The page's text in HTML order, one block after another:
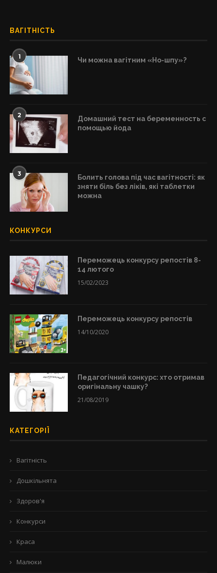
ВАГІТНІСТЬ
1 Чи можна вагітним «Но-шпу»?
2
Домашний тест на беременность с
помощью йода
3
Болить голова під час вагітності: як
зняти біль без ліків, які таблетки
можна
КОНКУРСИ
Переможець конкурсу репостів 8-
14 лютого
15/02/2023
Переможець конкурсу репостів
14/10/2020
Педагогічний конкурс: хто отримав
оригінальну чашку?
21/08/2019
КАТЕГОРІЇ
Вагітність
Дошкільнята
Здоров'я
Конкурси
Краса
Малюки